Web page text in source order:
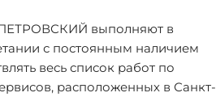
ПЕТРОВСКИЙ выполняют в
с постоянным наличием
весь список работ по
расположенных в Санкт-